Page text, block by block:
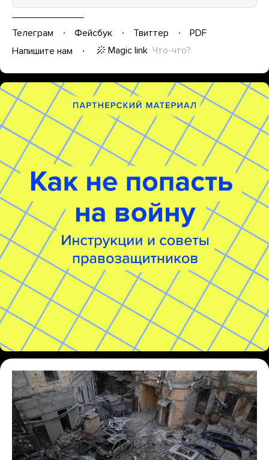
Телеграм Фейсбук Твиттер
PDF
Напишите нам
Magic link Что-что?